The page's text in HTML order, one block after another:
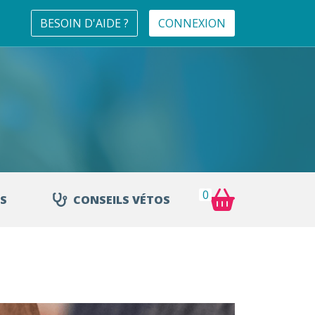
BESOIN D'AIDE ? CONNEXION
CONSEILS VÉTOS 0